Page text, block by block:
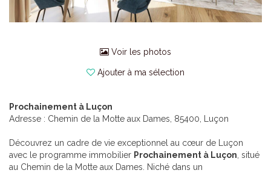
Voir les photos
Ajouter à ma sélection
Prochainement à Luçon
Adresse : Chemin de la Motte aux Dames, 85400, Luçon
Découvrez un cadre de vie exceptionnel au cœur de Luçon
avec le programme immobilier Prochainement à Luçon, situé
au Chemin de la Motte aux Dames. Niché dans un